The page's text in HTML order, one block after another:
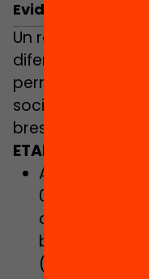
Evidències i
Un ràpid repàs a
diferent
permet
socials es
bressol fins a
ETAPA 0-3
A Catalunya
0-3
cada 5.
bressol
(
dades del